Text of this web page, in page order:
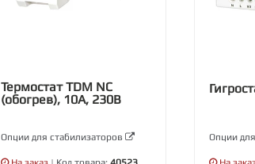
Термостат TDM NС
(обогрев), 10А, 230В
Опции для стабилизаторов Опции